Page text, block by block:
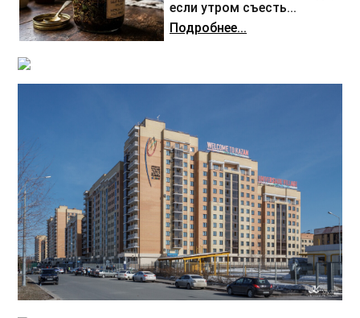
если утром съесть...
Подробнее...